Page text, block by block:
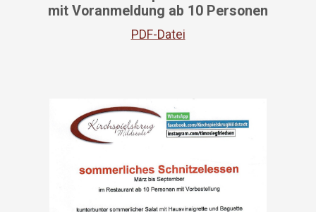
mit Voranmeldung ab 10 Personen
PDF-Datei